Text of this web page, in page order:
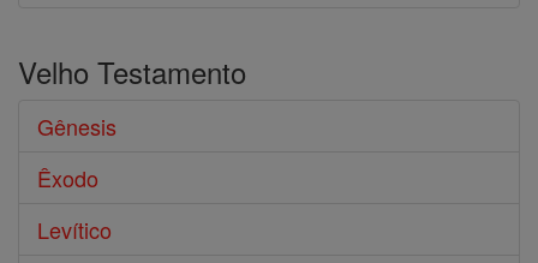
Velho Testamento
Gênesis
Êxodo
Levítico